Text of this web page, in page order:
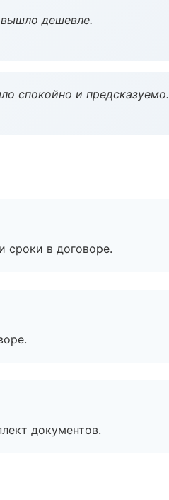
дешевле.
спокойно и предсказуемо.
сроки в договоре.
документов.